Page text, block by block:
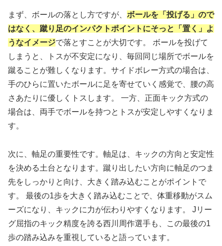
まず、ボールの落とし方ですが、 ボールを「投げる」ので
はなく、蹴り足のインパクトポイントにそっと「置く」よ
うなイメージで落とすことが大切です。 ボールを投げて
しまうと、トスが不安定になり、毎回同じ場所でボールを
蹴ることが難しくなります。サイドボレー方式の場合は、
手のひらに置いたボールに足を寄せていく感覚で、腰の高
さあたりに優しくトスします。 一方、正面キック方式の
場合は、両手でボールを持つとトスが安定しやすくなりま
す。
次に、軸足の重要性です。軸足は、キックの方向と安定性
を決める土台となります。蹴り出したい方向に軸足のつま
先をしっかりと向け、大きく踏み込むことがポイントで
す。 最後の1歩を大きく踏み込むことで、体重移動がスム
ーズになり、キックに力が伝わりやすくなります。 Jリー
グ屈指のキック精度を誇る西川周作選手も、この最後の1
歩の踏み込みを重視していると語っています。